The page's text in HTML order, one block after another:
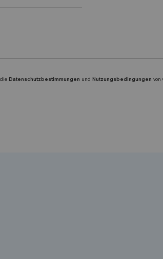
Datenschutzbestimmungen und Nutzungsbedingungen von